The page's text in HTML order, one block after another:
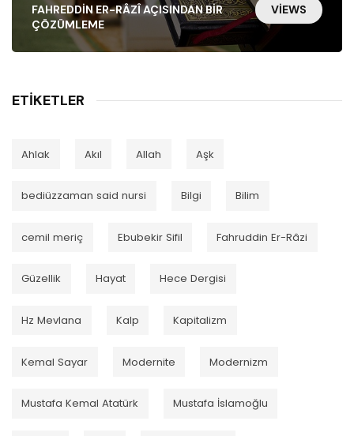
FAHREDDIN ER-RÂZÎ AÇISINDAN BIR
ÇÖZÜMLEME
VIEWS
ETIKETLER
Ahlak Akıl Allah Aşk
bediüzzaman said nursi Bilgi Bilim
cemil meriç Ebubekir Sifil Fahruddin Er-Râzi
Güzellik Hayat Hece Dergisi
Hz Mevlana Kalp Kapitalizm
Kemal Sayar Modernite Modernizm
Mustafa Kemal Atatürk Mustafa İslamoğlu